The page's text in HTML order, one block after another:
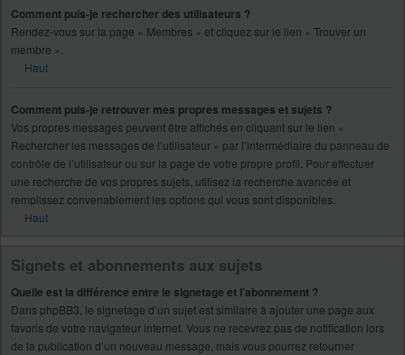
Comment puis-je rechercher des utilisateurs ?
Rendez-vous sur la page « Membres » et cliquez sur le lien « Trouver un
membre ».
Haut
Comment puis-je retrouver mes propres messages et sujets ?
Vos propres messages peuvent être affichés en cliquant sur le lien «
Rechercher les messages de l’utilisateur » par l’intermédiaire du panneau de
contrôle de l’utilisateur ou sur la page de votre propre profil. Pour effectuer
une recherche de vos propres sujets, utilisez la recherche avancée et
remplissez convenablement les options qui vous sont disponibles.
Haut
Signets et abonnements aux sujets
Quelle est la différence entre le signetage et l’abonnement ?
Dans phpBB3, le signetage d’un sujet est similaire à ajouter une page aux
favoris de votre navigateur internet. Vous ne recevrez pas de notification lors
de la publication d’un nouveau message, mais vous pourrez retourner